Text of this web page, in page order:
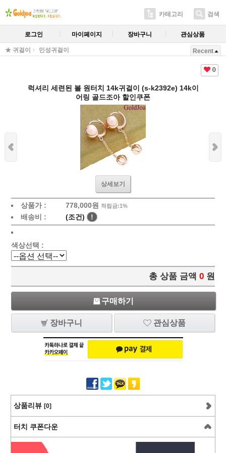
카테고리 검색
로그인 마이페이지 장바구니 관심상품
★ 귀걸이 민성귀걸이 Recent
0
럭셔리 세련된 볼 원터치 14k귀걸이 (s-k2392e) 14k이
어링 골드조아 할인쿠폰
상세보기
상품가 : 778,000원 적립금:1%
배송비 : (조건) !
색상선택 :
총 상품 금액 0 원
구매하기
장바구니 관심상품
상품리뷰 [0]
터치 쿠폰다운